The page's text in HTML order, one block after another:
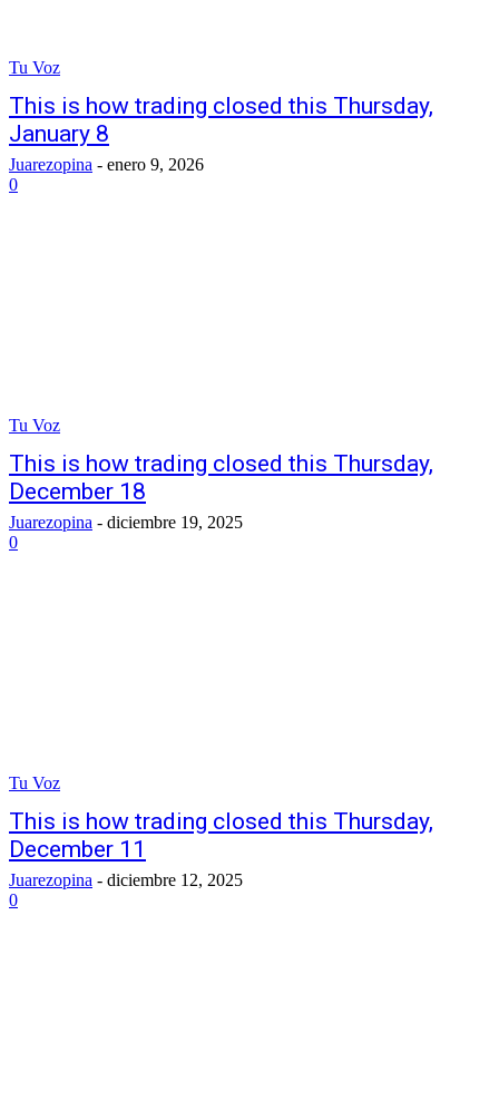
Tu Voz
This is how trading closed this Thursday,
January 8
Juarezopina - enero 9, 2026
0
Tu Voz
This is how trading closed this Thursday,
December 18
Juarezopina - diciembre 19, 2025
0
Tu Voz
This is how trading closed this Thursday,
December 11
Juarezopina - diciembre 12, 2025
0